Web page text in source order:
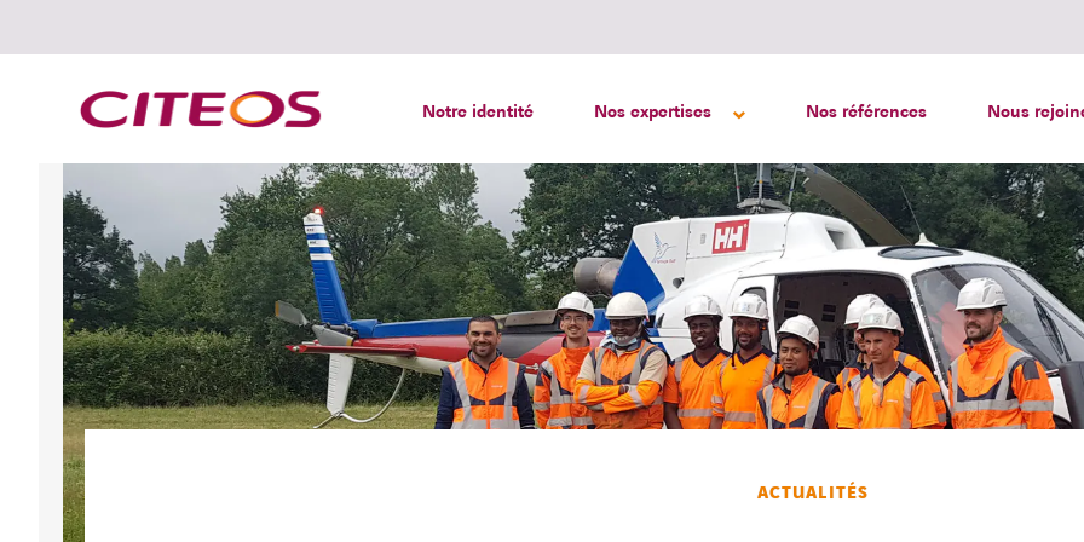
Notre identité Nos expertises Nos références Nous
Rechercher :
ACTUALITÉS